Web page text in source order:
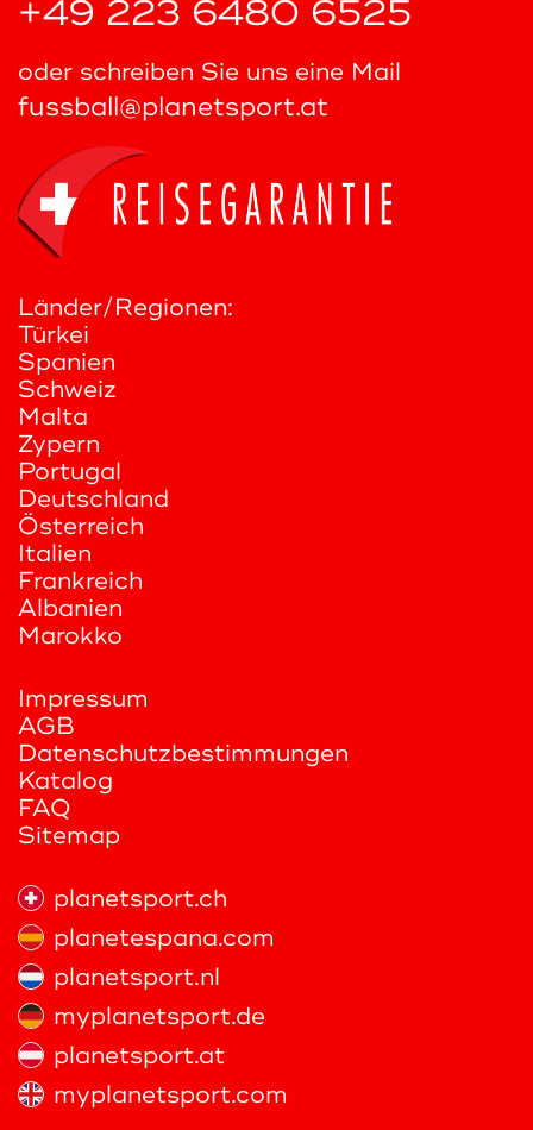
+49 223 6480 6525
oder schreiben Sie uns eine Mail
fussball@planetsport.at
Länder/Regionen:
Türkei
Spanien
Schweiz
Malta
Zypern
Portugal
Deutschland
Österreich
Italien
Frankreich
Albanien
Marokko
Impressum
AGB
Datenschutzbestimmungen
Katalog
FAQ
Sitemap
planetsport.ch
planetespana.com
planetsport.nl
myplanetsport.de
planetsport.at
myplanetsport.com